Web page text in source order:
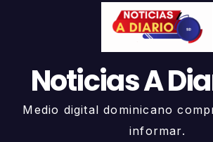
Noticias A
Medio digital dominicano
informar.